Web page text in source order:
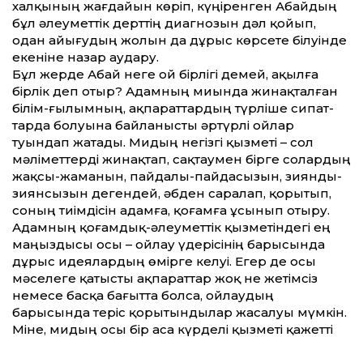
халқының жағдайын көріп, күңіренген Абайдың
бұл әлеумет­тік дерт­тің диагнозын дәл қойып,
одан айы­ғудың жолын да дұрыс көрсете білуінде
екеніне назар аудару.
Бұл жерде Абай неге ой бірлігі демей, ақылға
бірлік деп отыр? Адамның миында жинақталған
білім-ғылымның, ақпарат­тардың түрліше сипат­
тарда болуына байланысты әртүрлі ойлар
туындап жатады. Мидың негізгі қызметі – сол
мәлімет­терді жинақтап, сақтаумен бірге солардың
жақсы-жаманын, пайдалы-пайдасызын, зиянды-
зиянсызын дегендей, әбден саралап, қорытып,
соның тиімдісін адамға, қоғамға ұсынып отыру.
Адамның қоғамдық-әлеумет­тік қызметіндегі ең
маңыздысы осы – ойлау үдерісінің барысында
дұрыс идеялардың өмірге келуі. Егер де осы
мәселеге қатысты ақпарат­тар жоқ не жетімсіз
немесе басқа бағыт­та болса, ойлаудың
барысында теріс қорытындылар жасалуы мүмкін.
Міне, мидың осы бір аса күрделі қызметі қажет­ті